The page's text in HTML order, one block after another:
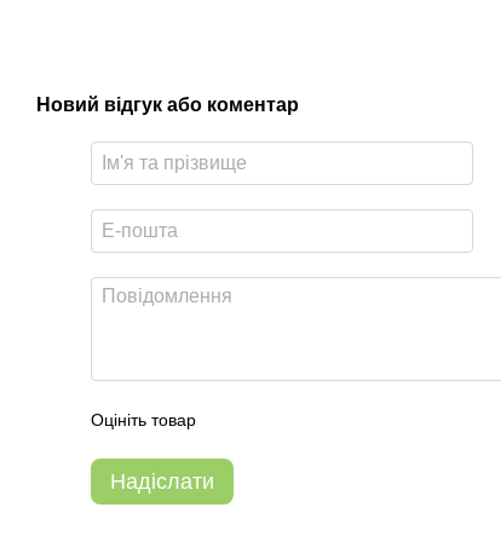
Новий відгук або коментар
Оцініть товар
Надіслати